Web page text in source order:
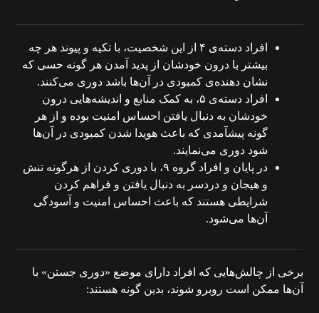
افراد دسته‌ی ۴ از این شخصیت، با تکیه و پیوند هر چه
بیشتر با درون خودشان از پدید آمدن هر گونه حسی که
نشان دهنده‌ی کمبودی در آن‌ها باشد دوری می‌کنند.
افراد دسته‌ی ۵، به کمک منابع و اندیشه‌هایی درون
خودشان به دنبال یافتن احساس امنیت بوده و از هر
گونه پیشآمدی که باعث هویدا شدن کمبودی در آن‌ها
شود دوری می‌نمایند.
در پایان و افراد گروه ۹، با دوری کردن از هرگونه تنش
و هیجان و دردسر به دنبال یافتن و فراهم کردن
شرایطی هستند که باعث احساس امنیت و آسودگی
آن‌ها می‌شود.
برخی از چالش‌هایی که افراد دارای موضع «دوری جستن» با
آن‌ها ممکن است روبرو شوند، بدین گونه هستند: